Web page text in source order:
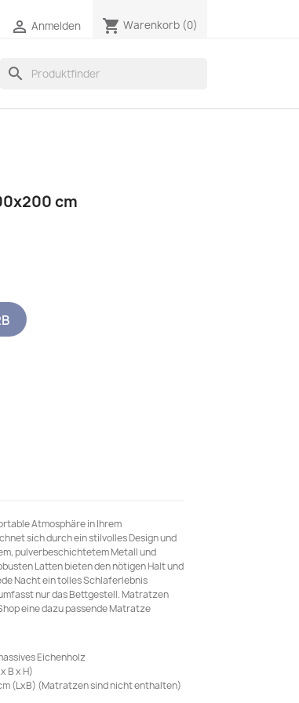
 Anmelden shopping_cart Warenkorb (0)
search
cm
Atmosphäre in Ihrem
sich durch ein stilvolles Design und
pulverbeschichtetem Metall und
Latten bieten den nötigen Halt und
Nacht ein tolles Schlaferlebnis
nur das Bettgestell. Matratzen
eine dazu passende Matratze
Eichenholz
B x H)
(LxB) (Matratzen sind nicht enthalten)